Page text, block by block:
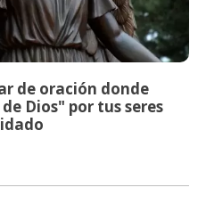
de oración donde
Dios" por tus seres